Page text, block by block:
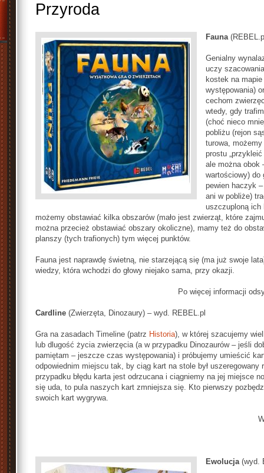
Przyroda
Fauna
Genialny
uczy
kostek na
występowania)
cechom
wtedy, gdy
(choć nieco
pobliżu (rejon
turowa,
prostu
ale można obok
wartościowy) do
pewien haczyk
ani w pobliże)
uszczuploną ich
możemy obstawiać kilka obszarów (mało jest zwierząt, które
można przecież obstawiać obszary okoliczne), mamy też do
planszy (tych trafionych) tym więcej punktów.
Fauna jest naprawdę świetną, nie starzejącą się (ma już swoje
wiedzy, która wchodzi do głowy niejako sama, przy okazji.
Po więcej informacji
Cardline (Zwierzęta, Dinozaury) – wyd. REBEL.pl
Gra na zasadach Timeline (patrz Historia), w której szacujemy
lub dlugość życia zwierzęcia (a w przypadku Dinozaurów – jeśli
pamiętam – jeszcze czas występowania) i próbujemy umieścić
odpowiednim miejscu tak, by ciąg kart na stole był uszeregowany
przypadku błędu karta jest odrzucana i ciągniemy na jej miejsce
się uda, to pula naszych kart zmniejsza się. Kto pierwszy
swoich kart wygrywa.
Ewolucja(wyd.